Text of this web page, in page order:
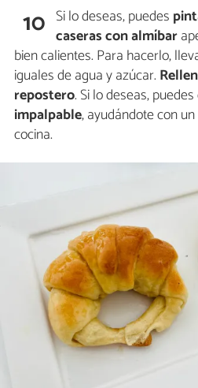
10 Si lo deseas, puedes
caseras con almíbar
bien calientes. Para hacerlo,
iguales de agua y azúcar.
repostero. Si lo deseas,
impalpable, ayudándote con
cocina.